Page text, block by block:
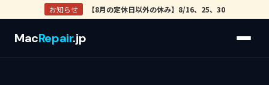
お知らせ 【8月の定休日以外の休み】8/16、25、30
MacRepair.jp